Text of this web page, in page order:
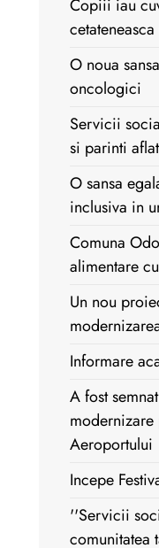
Copiii iau
O noua
oncologici
Servicii
si parinti
O sansa
inclusiva in
Comuna
alimentare
Un nou
Informare
A fost
modernizare
Aeroportului
Incepe
''Servicii
comunitatea